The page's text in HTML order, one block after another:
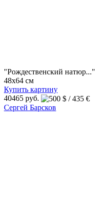
"Рождественский натюр..."
48x64 см
Купить картину
40465 руб.
Сергей Барсков